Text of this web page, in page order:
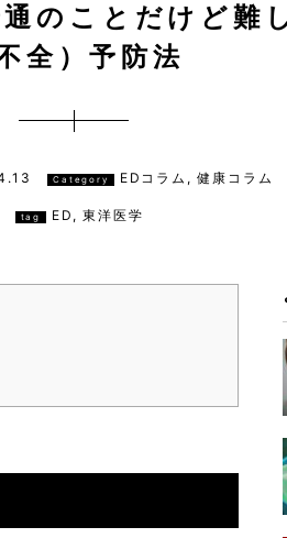
のことだけど難
全）予防法
Category EDコラム, 健康コラム
tag ED ,東洋医学